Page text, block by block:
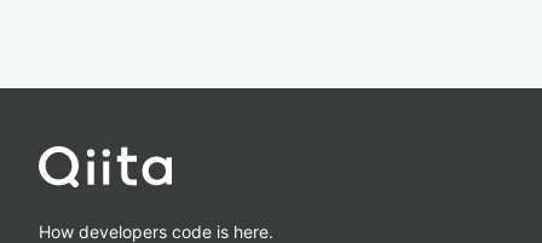
How developers code is here.